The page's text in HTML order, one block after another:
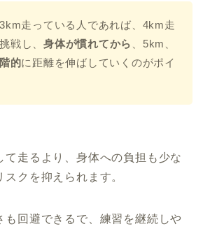
走っている人であれば、4km走
戦し、身体が慣れてから
、5km、
的に距離を伸ばしていくのがポイ
て走るより、身体への負担も少な
スクを抑えられます。
も回避できるで、練習を継続しや